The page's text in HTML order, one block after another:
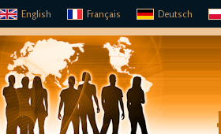
English Français Deutsch